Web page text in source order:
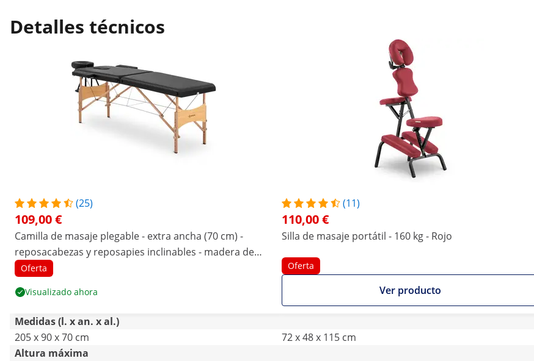
Detalles técnicos
(25)
109,00 €
Camilla de masaje plegable - extra ancha (70 cm) -
reposacabezas y reposapies inclinables - madera de
haya - negra
Oferta
Visualizado ahora
(11)
110,00 €
Silla de masaje portátil - 160 kg - Rojo
Oferta
Ver producto
Medidas (l. x an. x al.)
205 x 90 x 70 cm
72 x 48 x 115 cm
Altura máxima